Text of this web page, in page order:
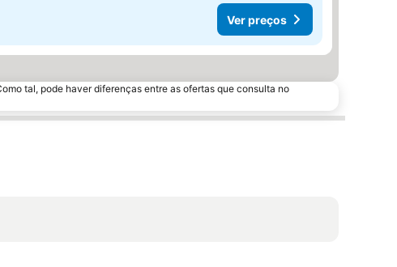
Ver preços
tal, pode haver diferenças entre as ofertas que consulta no